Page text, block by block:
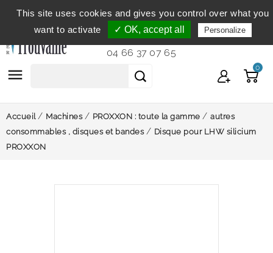
Service clientèle
du lundi au vendredi de 9h à 12h et
de 14h à 18h...
04 66 37 07 65
 0
Accueil Machines PROXXON : toute la gamme
autres
consommables , disques et bandes
Disque pour LHW silicium
PROXXON
This site uses cookies and gives you control over what you
want to activate
✓ OK, accept all Personalize